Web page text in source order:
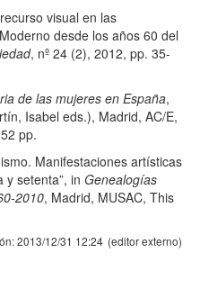
visual en las
desde los años 60 del
, nº 24 (2), 2012, pp. 35-
de las mujeres en España,
Isabel eds.), Madrid, AC/E,
pp.
Manifestaciones artísticas
y setenta”, in Genealogías
2010, Madrid, MUSAC, This
2013/12/31 12:24 (editor externo)